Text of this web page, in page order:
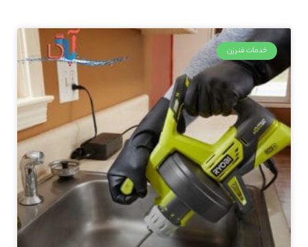
خدمات فنرزن